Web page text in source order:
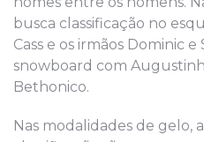
busca classificação no
Cass e os irmãos Dominic
snowboard com
Bethonico.
Nas modalidades de gelo,